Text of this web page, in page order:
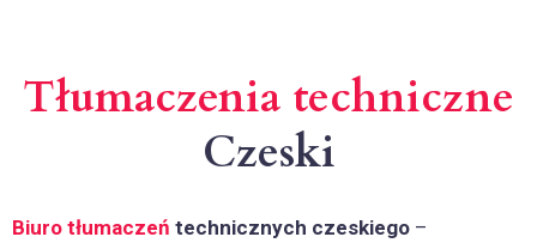
Tłumaczenia techniczne
Czeski
Biuro tłumaczeń technicznych czeskiego –